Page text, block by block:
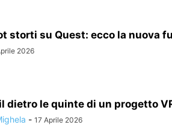
storti su Quest: ecco la nuova
2026
il dietro le quinte di un progetto
- 17 Aprile 2026